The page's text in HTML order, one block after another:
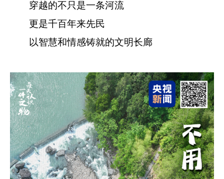
穿越的不只是一条河流
更是千百年来先民
以智慧和情感铸就的文明长廊